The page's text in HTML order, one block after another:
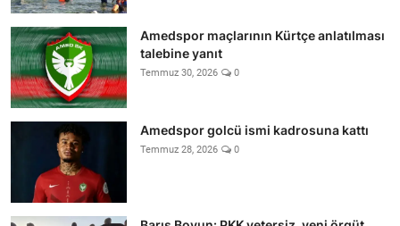
Amedspor maçlarının Kürtçe anlatılması
talebine yanıt
Temmuz 30, 2026 0
Amedspor golcü ismi kadrosuna kattı
Temmuz 28, 2026 0